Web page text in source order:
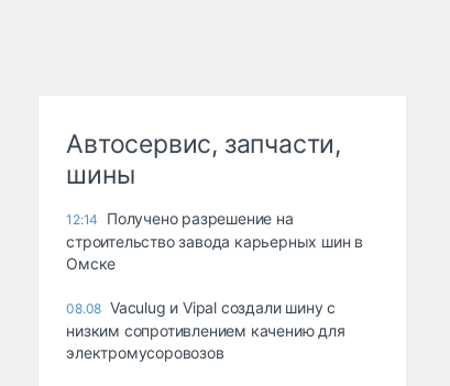
Автосервис, запчасти,
шины
12:14
Получено разрешение на
строительство завода карьерных шин в
Омске
08.08 Vaculug и Vipal создали шину с
низким сопротивлением качению для
электромусоровозов